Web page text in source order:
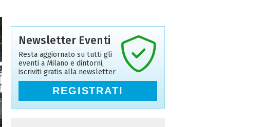
Newsletter Eventi
Resta aggiornato su tutti gli
eventi a Milano e dintorni,
iscriviti gratis alla newsletter
REGISTRATI